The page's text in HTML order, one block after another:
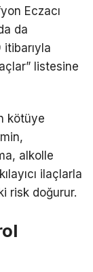
Eczacı
da
listesine
kötüye
alkolle
ilaçlarla
risk doğurur.